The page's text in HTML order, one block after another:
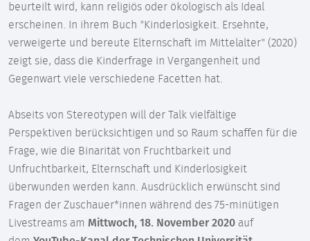
beurteilt wird, kann religiös oder ökologisch als Ideal
erscheinen. In ihrem Buch "Kinderlosigkeit. Ersehnte,
verweigerte und bereute Elternschaft im Mittelalter" (2020)
zeigt sie, dass die Kinderfrage in Vergangenheit und
Gegenwart viele verschiedene Facetten hat.
Abseits von Stereotypen will der Talk vielfältige
Perspektiven berücksichtigen und so Raum schaffen für die
Frage, wie die Binarität von Fruchtbarkeit und
Unfruchtbarkeit, Elternschaft und Kinderlosigkeit
überwunden werden kann. Ausdrücklich erwünscht sind
Fragen der Zuschauer*innen während des 75-minütigen
Livestreams am Mittwoch, 18. November 2020 auf